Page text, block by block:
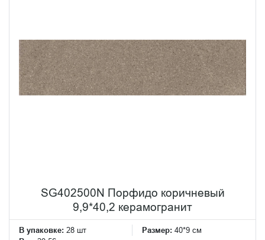
SG402500N Порфидо коричневый
9,9*40,2 керамогранит
В упаковке: 28 шт Размер: 40*9 см